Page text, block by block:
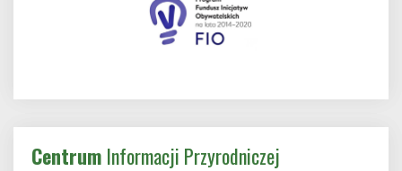
Centrum Informacji Przyrodniczej